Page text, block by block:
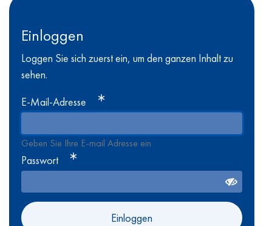
Einloggen
Loggen Sie sich zuerst ein, um den ganzen Inhalt zu
sehen.
E-Mail-Adresse
Geben Sie Ihre E-mail Adresse ein
Passwort
Einloggen